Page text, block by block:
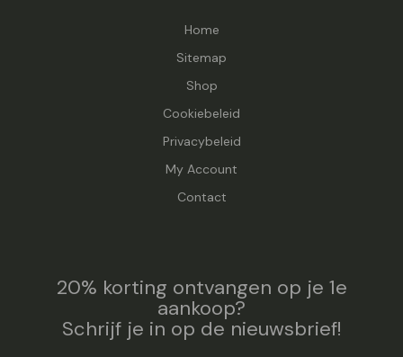
Home
Sitemap
Shop
Cookiebeleid
Privacybeleid
My Account
Contact
20% korting ontvangen op je 1e
aankoop?
Schrijf je in op de nieuwsbrief!